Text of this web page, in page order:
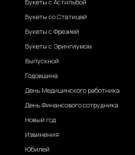
Букеты с Астильбой
Букеты со Статицей
Букеты с Фрезией
Букеты с Эрингиумом
Выпускной
Годовщина
День Медицинского работника
День Финансового сотрудника
Новый год
Извинения
Юбилей